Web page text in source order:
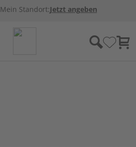
Mein Standort:Jetzt angeben